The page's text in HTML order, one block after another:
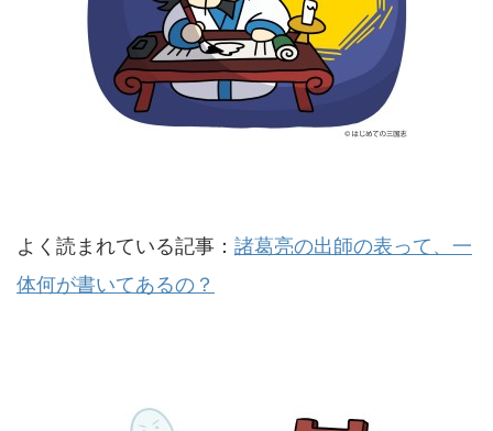
よく読まれている記事： 諸葛亮の出師の表って、一
体何が書いてあるの？